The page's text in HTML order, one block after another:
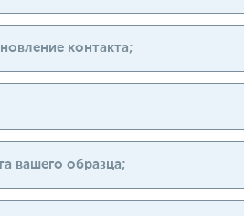
контакта;
вашего образца;